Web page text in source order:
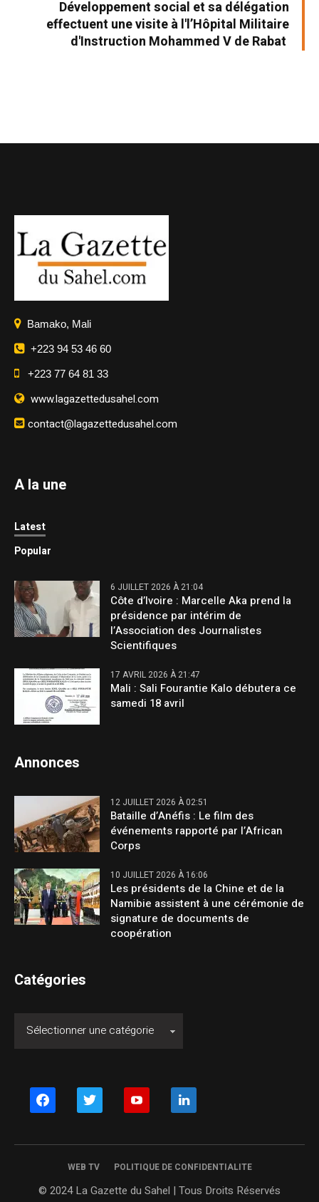
Développement social et sa délégation
effectuent une visite à l'l’Hôpital Militaire
d'Instruction Mohammed V de Rabat
Bamako, Mali
+223 94 53 46 60
+223 77 64 81 33
www.lagazettedusahel.com
contact@lagazettedusahel.com
A la une
Latest
Popular
6 JUILLET 2026 À 21:04
Côte d’Ivoire : Marcelle Aka prend la
présidence par intérim de
l’Association des Journalistes
Scientifiques
17 AVRIL 2026 À 21:47
Mali : Sali Fourantie Kalo débutera ce
samedi 18 avril
Annonces
12 JUILLET 2026 À 02:51
Bataille d’Anéfis : Le film des
événements rapporté par l’African
Corps
10 JUILLET 2026 À 16:06
Les présidents de la Chine et de la
Namibie assistent à une cérémonie de
signature de documents de
coopération
Catégories
facebook twitter youtube linkedin
WEB TV POLITIQUE DE CONFIDENTIALITE
© 2024 La Gazette du Sahel | Tous Droits Réservés